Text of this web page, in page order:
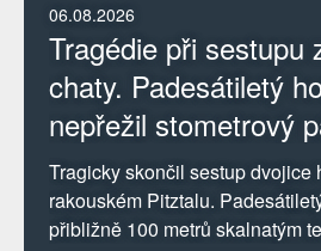
06.08.2026
Tragédie při sestupu
chaty. Padesátiletý
nepřežil stometrový
Tragicky skončil sestup dvojice
rakouském Pitztalu.
přibližně 100 metrů skalnatým